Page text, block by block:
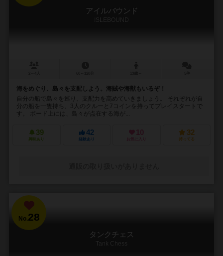
アイルバウンド
ISLEBOUND
海をめぐり、島々を支配しよう。海賊や海獣もいるぞ！
自分の船で島々を巡り、支配力を高めていきましょう。 それぞれが自
分の船を一隻持ち、3人のクルーと7コインを持ってプレイスタートで
す。 ボード上には、島々が点在する海が...
39
興味あり
42
経験あり
10
お気に入り
32
持ってる
No.28
タンクチェス
Tank Chess